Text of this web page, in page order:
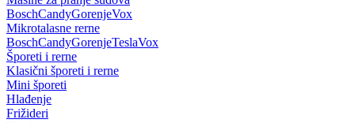
BoschCandyGorenjeVox
Mikrotalasne rerne
BoschCandyGorenjeTeslaVox
Šporeti i rerne
Klasični šporeti i rerne
Mini šporeti
Hlađenje
Frižideri